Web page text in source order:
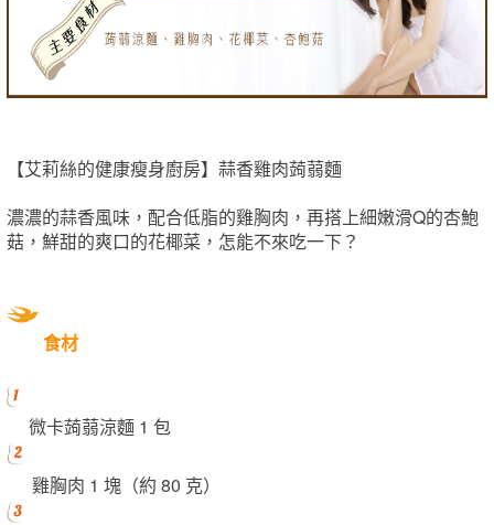
【艾莉絲的健康瘦身廚房】蒜香雞肉蒟蒻麵
濃濃的蒜香風味，配合低脂的雞胸肉，再搭上細嫩滑Q的杏鮑
菇，鮮甜的爽口的花椰菜，怎能不來吃一下？
食材
微卡蒟蒻涼麵 1 包
雞胸肉 1 塊（約 80 克）